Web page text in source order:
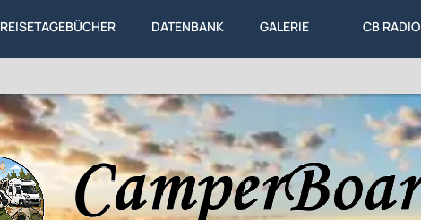
REISETAGEBÜCHER DATENBANK GALERIE CB RADIO